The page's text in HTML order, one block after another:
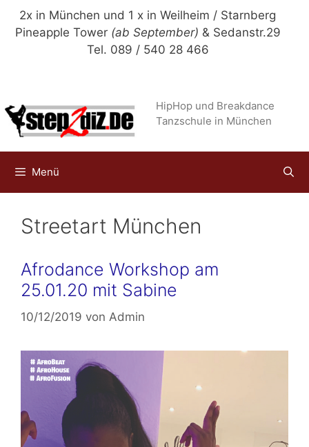
Zum
Inhalt
2x in München und 1 x in Weilheim / Starnberg
Pineapple Tower (ab September) & Sedanstr.29
Tel. 089 / 540 28 466
HipHop und Breakdance
Tanzschule in München
Menü
Streetart München
Afrodance Workshop am
25.01.20 mit Sabine
10/12/2019 von Admin